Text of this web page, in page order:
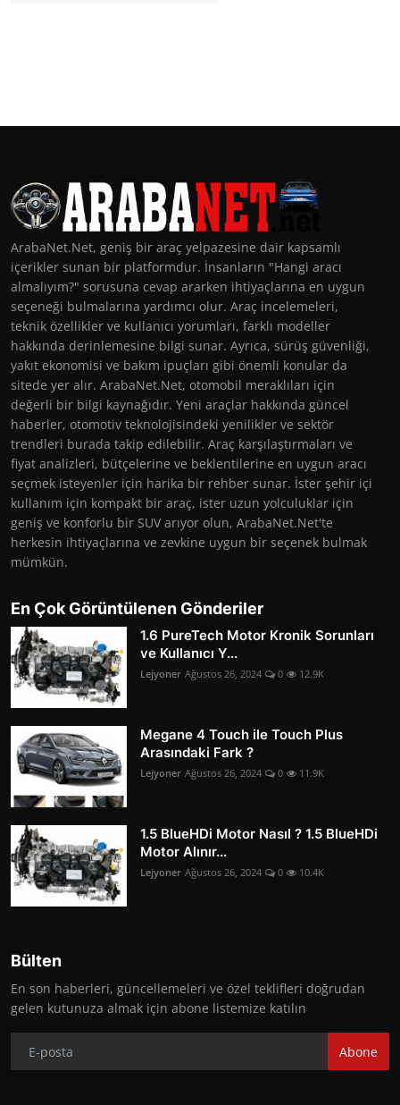
ArabaNet.Net, geniş bir araç yelpazesine dair kapsamlı
içerikler sunan bir platformdur. İnsanların "Hangi aracı
almalıyım?" sorusuna cevap ararken ihtiyaçlarına en uygun
seçeneği bulmalarına yardımcı olur. Araç incelemeleri,
teknik özellikler ve kullanıcı yorumları, farklı modeller
hakkında derinlemesine bilgi sunar. Ayrıca, sürüş güvenliği,
yakıt ekonomisi ve bakım ipuçları gibi önemli konular da
sitede yer alır. ArabaNet.Net, otomobil meraklıları için
değerli bir bilgi kaynağıdır. Yeni araçlar hakkında güncel
haberler, otomotiv teknolojisindeki yenilikler ve sektör
trendleri burada takip edilebilir. Araç karşılaştırmaları ve
fiyat analizleri, bütçelerine ve beklentilerine en uygun aracı
seçmek isteyenler için harika bir rehber sunar. İster şehir içi
kullanım için kompakt bir araç, ister uzun yolculuklar için
geniş ve konforlu bir SUV arıyor olun, ArabaNet.Net'te
herkesin ihtiyaçlarına ve zevkine uygun bir seçenek bulmak
mümkün.
En Çok Görüntülenen Gönderiler
1.6 PureTech Motor Kronik Sorunları
ve Kullanıcı Y...
Lejyoner Ağustos 26, 2024 0 12.9K
Megane 4 Touch ile Touch Plus
Arasındaki Fark ?
Lejyoner Ağustos 26, 2024 0 11.9K
1.5 BlueHDi Motor Nasıl ? 1.5 BlueHDi
Motor Alınır...
Lejyoner Ağustos 26, 2024 0 10.4K
Bülten
En son haberleri, güncellemeleri ve özel teklifleri doğrudan
gelen kutunuza almak için abone listemize katılın
Abone